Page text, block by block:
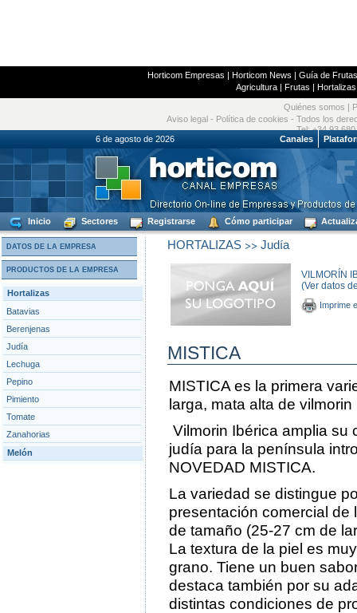
Horticom Empresas | Horticom News | Guía de
Agricultura| Frutas | Hortalizas
Quiénes somos
Aviso legal - Política de cookies - Todos los
Tel: +34 93
6 de agosto de 2026
Canales
Inicio Sectores Registrarse Cómo participar
DATOS DE LA EMPRESA
PRODUCTOS DE LA EMPRESA
Hortalizas
Batavias
Berenjenas
Judía
Lechuga
Pepino
Pimiento
Tomate
Zanahorias
Melón
HORTALIZAS>> Judía
VILMORÍN
(Ver datos
Imprime
MISTICA
MISTICA es la primera
larga, mata alta de vilmorin
Vilmorin Ibérica amplia su
judía para la península
NOVEDAD MISTICA.
La variedad se distingue
presentación comercial de
de tamaño (25-27 cm de
La textura de la piel es
grano. Tiene un buen
destaca también por su
distintas condiciones de